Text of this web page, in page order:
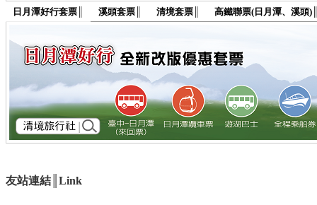
【暢遊九族自由行】搭南投客運遊九族文化村，車票、門票幫您一票搞定。台中出
【樂活單車行】日月潭自行車套票，台中往返日月潭，優惠價680元起，讓您體驗
【電子旅遊套票】聰明輕旅行的最佳選擇，多元組裝、現買現用，輕鬆暢遊！
【暢遊九族自由行】搭南投客運遊九族文化村，車票、門票幫您一票搞定。台中出
【背包客最愛水陸空】★★巴士、纜車、乘船一把罩，優惠價790元起，讓您輕鬆
日月潭好行套票 溪頭套票 清境套票 高鐵聯票(日月潭、溪頭)
友站連結 Link